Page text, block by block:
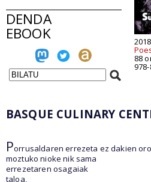
DENDA
EBOOK
88
BASQUE CULINARY
Porrusaldaren errezeta ez dakien
moztuko nioke nik sama
errezetaren osagaiak
taloa,